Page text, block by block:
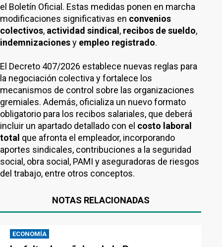
el Boletín Oficial. Estas medidas ponen en marcha
modificaciones significativas en convenios
colectivos, actividad sindical , recibos de sueldo,
indemnizacionesy empleo registrado.
El Decreto 407/2026 establece nuevas reglas para
la negociación colectiva y fortalece los
mecanismos de control sobre las organizaciones
gremiales. Además, oficializa un nuevo formato
obligatorio para los recibos salariales, que deberá
incluir un apartado detallado con el costo laboral
total que afronta el empleador, incorporando
aportes sindicales, contribuciones a la seguridad
social, obra social, PAMI y aseguradoras de riesgos
del trabajo, entre otros conceptos.
NOTAS RELACIONADAS
ECONOMÍA